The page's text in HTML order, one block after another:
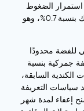
إلى استمرار الضغوط
الانكماشية، في حين انخفض مؤشر أسعار المستهلك بنسبة 0.7%، وهو
للفضة محدودًا
جمركية بنسبة
الكندية السابقة،
سياسات التعريفة
إعفاء لمدة شهر